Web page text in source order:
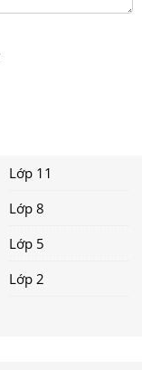
Lớp 11
Lớp 8
Lớp 5
Lớp 2